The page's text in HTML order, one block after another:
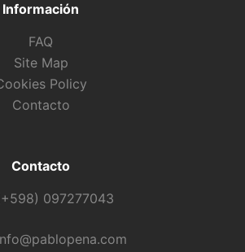
Información
FAQ
Site Map
Policy
Contacto
Contacto
097277043